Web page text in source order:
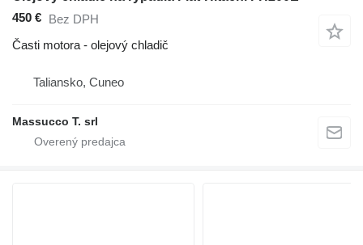
450 € Bez DPH
Časti motora - olejový chladič
Taliansko, Cuneo
Massucco T. srl